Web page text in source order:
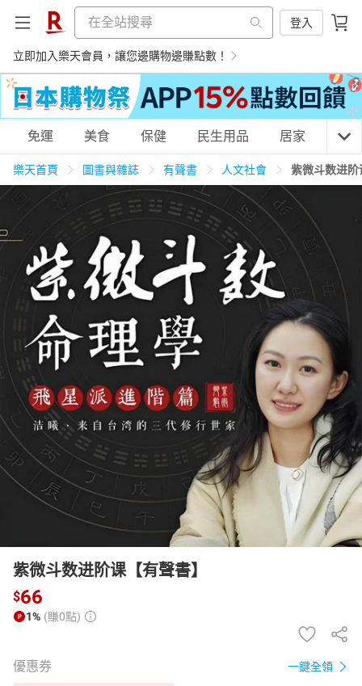
登入
立即加入樂天會員，讓您邊購物邊賺點數！
購物網分類
天天免運 美食蛋糕 養生保健 民生用品
居家生活 3C家電 運動休閒 親子玩具
女裝 男裝 情趣用品
日本購物 電子/紙本書
免運 美食 保健 民生用品 居家 3C
樂天首頁 圖書與雜誌 有聲書 人文社會 紫微斗数进
紫微斗数进阶课【有聲書】
$66
1% (賺0點)
優惠券 一鍵全領